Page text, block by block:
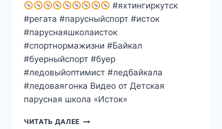
#яхтингиркутск
#регата #парусныйспорт #исток
#паруснаяшколаисток
#спортнормажизни #Байкал
#буерныйспорт #буер
#ледовыйоптимист #ледбайкала
#ледоваягонка Видео от Детская
парусная школа «Исток»
ЧИТАТЬ ДАЛЕЕ ДЕТСКАЯ